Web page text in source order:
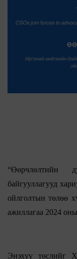
“Өөрчлөлтийн
байгууллагууд
ойлголтын төлөө
ажиллагаа 2024
Энэхүү төслийг